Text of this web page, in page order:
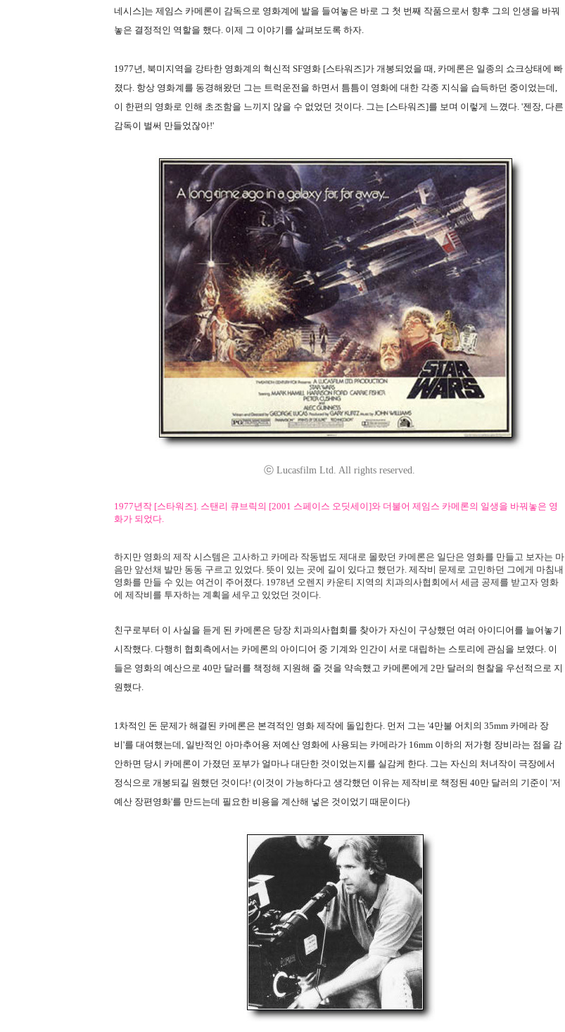
네시스]는 제임스 카메론이 감독으로 영화계에 발을 들여놓은 바로 그 첫 번째 작품으로서 향후 그의 인생을 바꿔
놓은 결정적인 역할을 했다. 이제 그 이야기를 살펴보도록 하자.
1977년, 북미지역을 강타한 영화계의 혁신적 SF영화 [스타워즈]가 개봉되었을 때, 카메론은 일종의 쇼크상태에 빠
졌다. 항상 영화계를 동경해왔던 그는 트럭운전을 하면서 틈틈이 영화에 대한 각종 지식을 습득하던 중이었는데,
이 한편의 영화로 인해 초조함을 느끼지 않을 수 없었던 것이다. 그는 [스타워즈]를 보며 이렇게 느꼈다. '젠장, 다른
감독이 벌써 만들었잖아!'
ⓒ Lucasfilm Ltd. All rights reserved.
1977년작 [스타워즈]. 스탠리 큐브릭의 [2001 스페이스 오딧세이]와 더불어 제임스 카메론의 일생을 바꿔놓은 영
화가 되었다.
하지만 영화의 제작 시스템은 고사하고 카메라 작동법도 제대로 몰랐던 카메론은 일단은 영화를 만들고 보자는 마
음만 앞선채 발만 동동 구르고 있었다. 뜻이 있는 곳에 길이 있다고 했던가. 제작비 문제로 고민하던 그에게 마침내
영화를 만들 수 있는 여건이 주어졌다. 1978년 오렌지 카운티 지역의 치과의사협회에서 세금 공제를 받고자 영화
에 제작비를 투자하는 계획을 세우고 있었던 것이다.
친구로부터 이 사실을 듣게 된 카메론은 당장 치과의사협회를 찾아가 자신이 구상했던 여러 아이디어를 늘어놓기
시작했다. 다행히 협회측에서는 카메론의 아이디어 중 기계와 인간이 서로 대립하는 스토리에 관심을 보였다. 이
들은 영화의 예산으로 40만 달러를 책정해 지원해 줄 것을 약속했고 카메론에게 2만 달러의 현찰을 우선적으로 지
원했다.
1차적인 돈 문제가 해결된 카메론은 본격적인 영화 제작에 돌입한다. 먼저 그는 '4만불 어치의 35mm 카메라 장
비'를 대여했는데, 일반적인 아마추어용 저예산 영화에 사용되는 카메라가 16mm 이하의 저가형 장비라는 점을 감
안하면 당시 카메론이 가졌던 포부가 얼마나 대단한 것이었는지를 실감케 한다. 그는 자신의 처녀작이 극장에서
정식으로 개봉되길 원했던 것이다! (이것이 가능하다고 생각했던 이유는 제작비로 책정된 40만 달러의 기준이 '저
예산 장편영화'를 만드는데 필요한 비용을 계산해 넣은 것이었기 때문이다)